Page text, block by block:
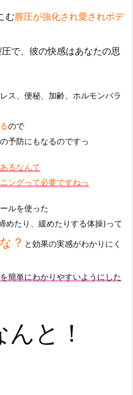
む膣圧が強化され愛されボデ
で、彼の快感はあなたの思
ス、便秘、加齢、ホルモンバラ
ので
予防にもなるのですっ
るなんて
ングって必要ですねっ
ルを使った
たり、緩めたりする体操)って
？ と効果の実感がわかりにく
簡単にわかりやすいようにした
と！